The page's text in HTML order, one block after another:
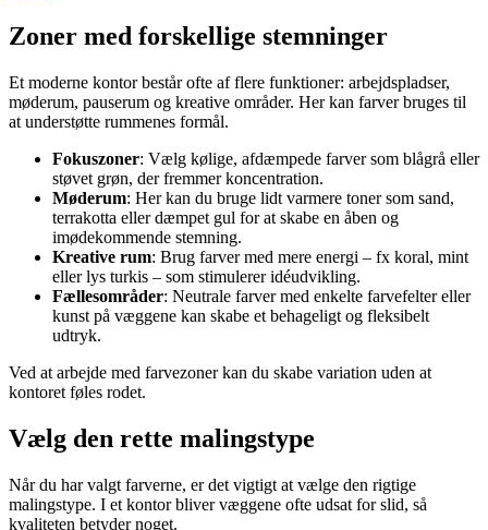
Zoner med forskellige stemninger
Et moderne kontor består ofte af flere funktioner: arbejdspladser,
møderum, pauserum og kreative områder. Her kan farver bruges til
at understøtte rummenes formål.
Fokuszoner: Vælg kølige, afdæmpede farver som blågrå eller
støvet grøn, der fremmer koncentration.
Møderum: Her kan du bruge lidt varmere toner som sand,
terrakotta eller dæmpet gul for at skabe en åben og
imødekommende stemning.
Kreative rum: Brug farver med mere energi – fx koral, mint
eller lys turkis – som stimulerer idéudvikling.
Fællesområder: Neutrale farver med enkelte farvefelter eller
kunst på væggene kan skabe et behageligt og fleksibelt
udtryk.
Ved at arbejde med farvezoner kan du skabe variation uden at
kontoret føles rodet.
Vælg den rette malingstype
Når du har valgt farverne, er det vigtigt at vælge den rigtige
malingstype. I et kontor bliver væggene ofte udsat for slid, så
kvaliteten betyder noget.